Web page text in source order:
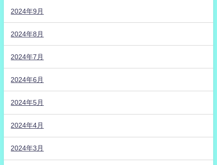
2024年9月
2024年8月
2024年7月
2024年6月
2024年5月
2024年4月
2024年3月